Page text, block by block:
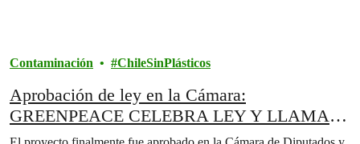
Contaminación ChileSinPlásticos
Aprobación de ley en la Cámara:
GREENPEACE CELEBRA LEY Y LLAMA A
RECHAZAR LOS PLÁSTICOS DE UN SOLO